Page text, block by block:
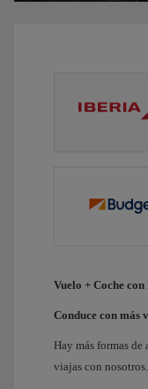
Vuelo + Coche
Conduce con más
Hay más formas
viajas con nosotros.